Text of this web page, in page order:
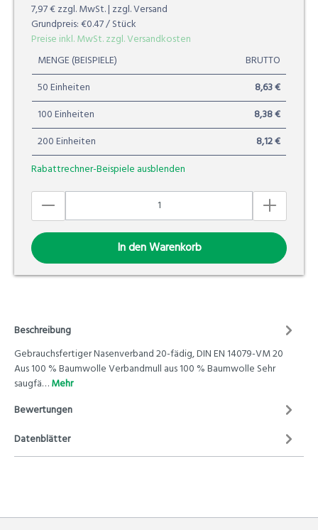
7,97 €zzgl. MwSt. | zzgl. Versand
Grundpreis:€0.47/ Stück
Preise inkl. MwSt. zzgl. Versandkosten
MENGE (BEISPIELE)
BRUTTO
50 Einheiten
8,63 €
100 Einheiten
8,38 €
200 Einheiten
8,12 €
Rabattrechner-Beispiele ausblenden
In den Warenkorb
Beschreibung
Gebrauchsfertiger Nasenverband 20-fädig, DIN EN 14079-VM 20
Aus 100 % Baumwolle Verbandmull aus 100 % Baumwolle Sehr
saugfä…Mehr
Bewertungen
Datenblätter